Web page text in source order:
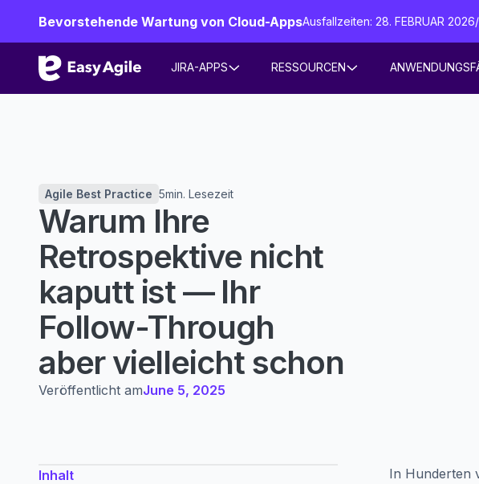
Bevorstehende Wartung von Cloud-AppsAusfallzeiten: 28. FEBRUAR
JIRA-APPS RESSOURCEN
Agile Best Practice 5min. Lesezeit
Warum Ihre
Retrospektive nicht
kaputt ist — Ihr
Follow-Through
aber vielleicht schon
Veröffentlicht amJune 5, 2025
Inhalt
In Hunderten